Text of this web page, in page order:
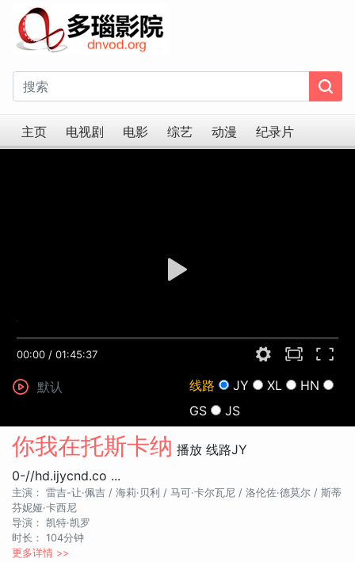
主页 电视剧 电影 综艺 动漫 纪录片
00:00 / 01:45:37
默认 线路 JY XL
HN
GS
JS
你我在托斯卡纳 播放 线路JY
0-//hd.ijycnd.co ...
主演： 雷吉-让·佩吉 / 海莉·贝利 / 马可·卡尔瓦尼 / 洛伦佐·德莫尔 / 斯蒂
芬妮娅·卡西尼
导演： 凯特·凯罗
时长： 104分钟
更多详情 >>